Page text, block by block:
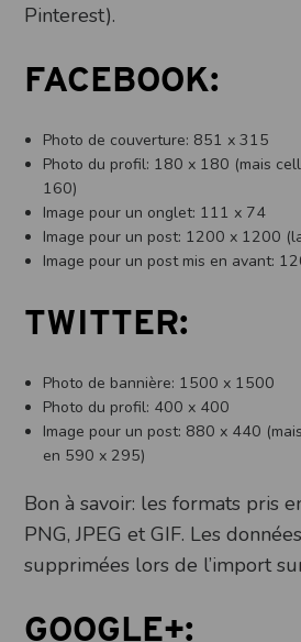
Pinterest).
FACEBOOK:
Photo de couverture: 851 x 315
Photo du profil: 180 x 180 (mais
160)
Image pour un onglet: 111 x 74
Image pour un post: 1200 x 1200
Image pour un post mis en avant:
TWITTER:
Photo de bannière: 1500 x 1500
Photo du profil: 400 x 400
Image pour un post: 880 x 440
en 590 x 295)
Bon à savoir: les formats pris
PNG, JPEG et GIF. Les
supprimées lors de l’import
GOOGLE+: